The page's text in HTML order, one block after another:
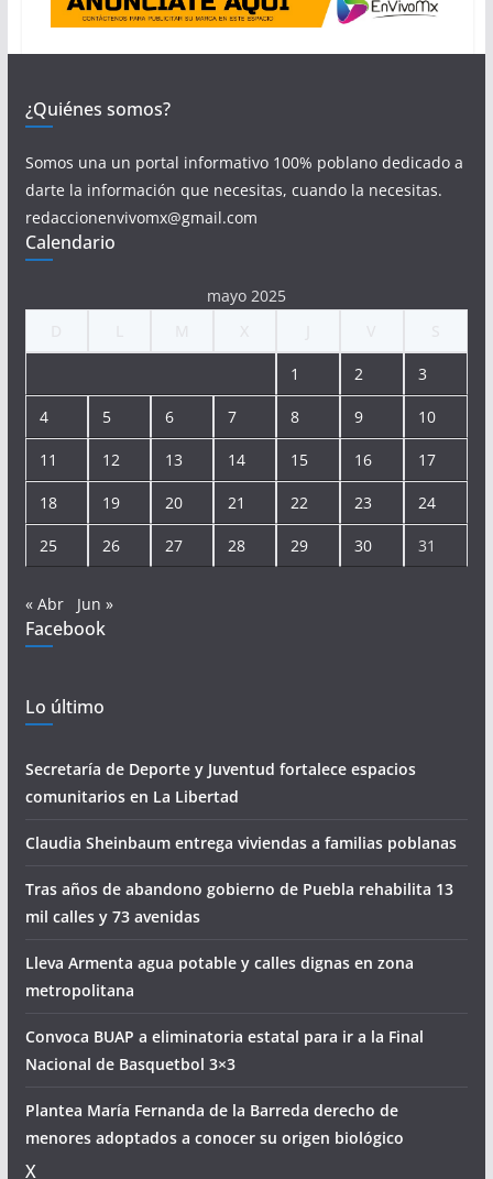
¿Quiénes somos?
Somos una un portal informativo 100% poblano dedicado a
darte la información que necesitas, cuando la necesitas.
redaccionenvivomx@gmail.com
Calendario
mayo 2025
1 2 3
4 5 6 7 8 9 10
11 12 13 14 15 16 17
18 19 20 21 22 23 24
25 26 27 28 29 30 31
« Abr Jun »
Facebook
Lo último
Secretaría de Deporte y Juventud fortalece espacios
comunitarios en La Libertad
Claudia Sheinbaum entrega viviendas a familias poblanas
Tras años de abandono gobierno de Puebla rehabilita 13
mil calles y 73 avenidas
Lleva Armenta agua potable y calles dignas en zona
metropolitana
Convoca BUAP a eliminatoria estatal para ir a la Final
Nacional de Basquetbol 3×3
Plantea María Fernanda de la Barreda derecho de
menores adoptados a conocer su origen biológico
X